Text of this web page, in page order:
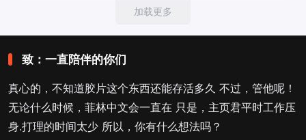
加载更多
致：一直陪伴的你们
真心的，不知道胶片这个东西还能存活多久 不过，管他呢！
无论什么时候，菲林中文会一直在 只是，主页君平时工作压
身.打理的时间太少 所以，你有什么想法吗？